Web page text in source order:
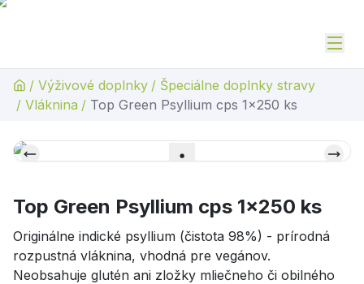
/ Výživové doplnky / Špeciálne doplnky stravy
/ Vláknina / Top Green Psyllium cps 1x250 ks
Top Green Psyllium cps 1x250 ks
Originálne indické psyllium (čistota 98%) - prírodná
rozpustná vláknina, vhodná pre vegánov.
Neobsahuje glutén ani zložky mliečneho či obilného